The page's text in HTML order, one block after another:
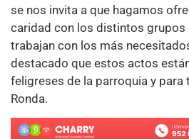
se nos invita a que hagamos
caridad con los distintos grupos
trabajan con los más
destacado que estos actos
feligreses de la parroquia y para
Ronda.